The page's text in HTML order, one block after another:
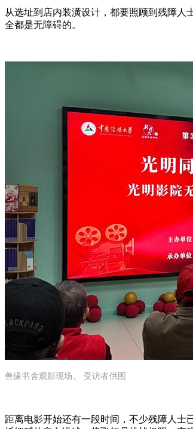
从选址到店内装潢设计，都要照顾到残障人
全都是无障碍的。
善缘书舍观影现场。 受访者供图
距离电影开始还有一段时间，不少残障人士